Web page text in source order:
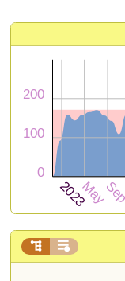
 